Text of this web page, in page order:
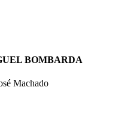
BOMBARDA
Machado